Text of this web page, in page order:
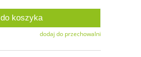
do koszyka
dodaj do przechowalni